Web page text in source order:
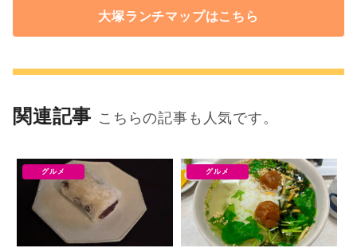
大塚ランチマップはこちら
関連記事 こちらの記事も人気です。
グルメ グルメ